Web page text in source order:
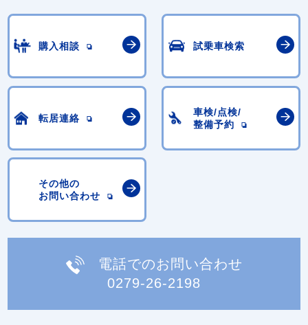
購入相談 試乗車検索
転居連絡
車検/点検/
整備予約
その他の
お問い合わせ
電話でのお問い合わせ
0279-26-2198